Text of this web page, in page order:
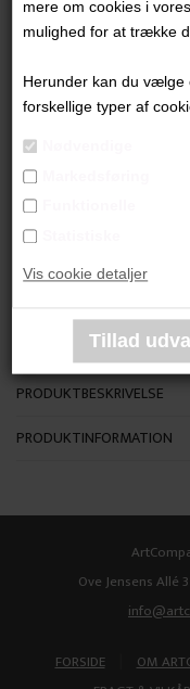
mere om cookies i
mulighed for at trække
Herunder kan du vælge
forskellige typer af
Vis cookie detaljer
Aage
3.000,00DKK
"Uden Titel"
H: 23 cm.
PRODUKTBESKRIVELSE
PRODUKTINFORMATION
Ove Jensens Allé
FORSIDE OM